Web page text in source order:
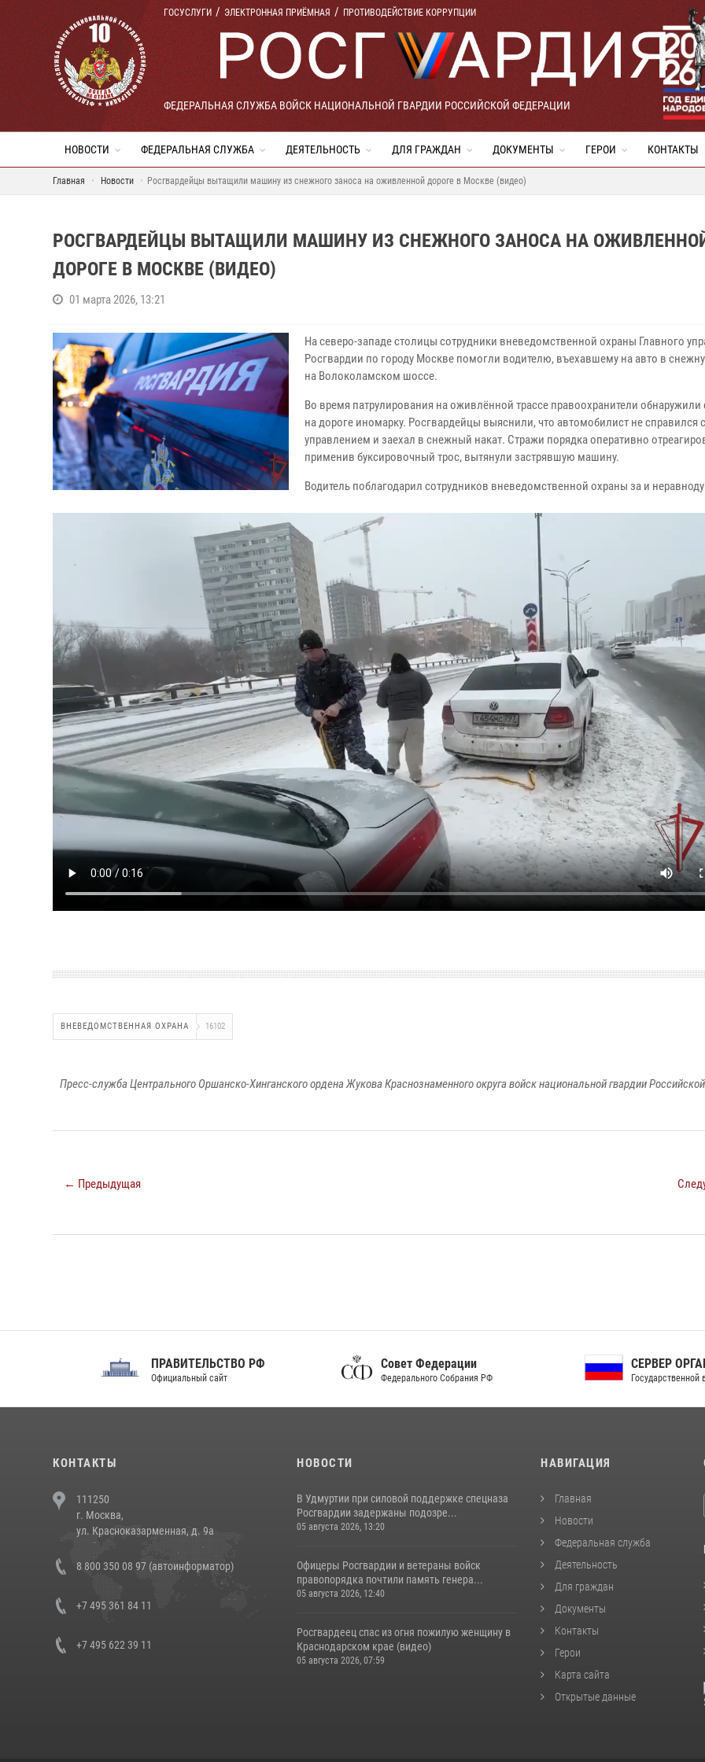
ГОСУСЛУГИ ЭЛЕКТРОННАЯ ПРИЁМНАЯ ПРОТИВОДЕЙСТВИЕ КОРРУПЦИИ
ФЕДЕРАЛЬНАЯ СЛУЖБА ВОЙСК НАЦИОНАЛЬНОЙ ГВАРДИИ РОССИЙСКОЙ ФЕДЕРАЦИИ
НОВОСТИ ФЕДЕРАЛЬНАЯ СЛУЖБА ДЕЯТЕЛЬНОСТЬ ДЛЯ ГРАЖДАН ДОКУМЕНТЫ ГЕРОИ КОНТАКТЫ
Главная Новости Росгвардейцы вытащили машину из снежного заноса на оживленной дороге в Москве (видео)
РОСГВАРДЕЙЦЫ ВЫТАЩИЛИ МАШИНУ ИЗ СНЕЖНОГО ЗАНОСА НА
ДОРОГЕ В МОСКВЕ (ВИДЕО)
01 марта 2026, 13:21
На северо-западе столицы сотрудники вневедомственной охраны Главного
Росгвардии по городу Москве помогли водителю, въехавшему на авто в
на Волоколамском шоссе.
Во время патрулирования на оживлённой трассе правоохранители
на дороге иномарку. Росгвардейцы выяснили, что автомобилист не справился с
управлением и заехал в снежный накат. Стражи порядка оперативно
применив буксировочный трос, вытянули застрявшую машину.
Водитель поблагодарил сотрудников вневедомственной охраны за и
ВНЕВЕДОМСТВЕННАЯ ОХРАНА 16102
Пресс-служба Центрального Оршанско-Хинганского ордена Жукова Краснознаменного округа войск национальной гвардии
← Предыдущая
ПРАВИТЕЛЬСТВО РФ
Официальный сайт
Совет Федерации
Федерального Собрания РФ
СЕРВЕР ОРГАНОВ
Государственной власти РФ
КОНТАКТЫ
111250
г. Москва,
ул. Красноказарменная, д. 9а
8 800 350 08 97 (автоинформатор)
+7 495 361 84 11
+7 495 622 39 11
НОВОСТИ
В Удмуртии при силовой поддержке спецназа
Росгвардии задержаны подозре...
05 августа 2026, 13:20
Офицеры Росгвардии и ветераны войск
правопорядка почтили память генера...
05 августа 2026, 12:40
Росгвардеец спас из огня пожилую женщину в
Краснодарском крае (видео)
05 августа 2026, 07:59
НАВИГАЦИЯ
Главная
Новости
Федеральная служба
Деятельность
Для граждан
Документы
Контакты
Герои
Карта сайта
Открытые данные